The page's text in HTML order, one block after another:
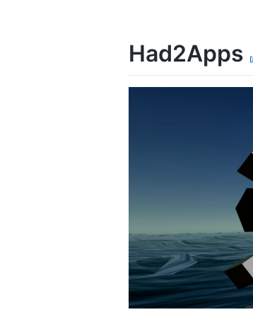
Had2Apps